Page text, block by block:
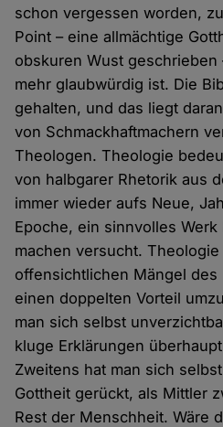
schon vergessen worden,
Point – eine allmächtige
obskuren Wust
mehr glaubwürdig ist. Die
gehalten, und das liegt
von Schmackhaftmachern
Theologen. Theologie
von halbgarer Rhetorik aus
immer wieder aufs Neue,
Epoche, ein sinnvolles
machen versucht.
offensichtlichen Mängel
einen doppelten Vorteil
man sich selbst
kluge Erklärungen
Zweitens hat man sich
Gottheit gerückt, als Mittler
Rest der Menschheit. Wäre